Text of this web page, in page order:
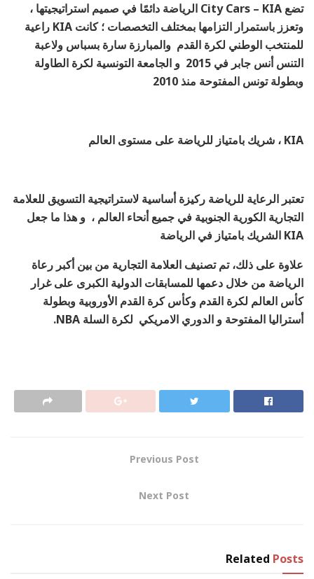
تضع City Cars – KIA الرياضة دائمًا في صميم استراتيجيتها ،
وتعزز باستمرار التزامها بمختلف التخصصات ؛ كانت KIA راعية
للمنتخب الوطني لكرة القدم والمبارزة سارة بسباس ولاعبة
التنس أنس جابر في 2015 و الجامعة التونسية لكرة الطاولة
وبطولة تونس المفتوحة منذ 2010
KIA ، شريك بامتياز للرياضة على مستوى العالم
تعتبر الرعاية للرياضة ركيزة أساسية لاستراتيجية التسويق للعلامة
التجارية الكورية الجنوبية في جميع أنحاء العالم ، و هذا ما جعل
KIA الشريك بامتياز في الرياضة
علاوة على ذلك، تم تصنيف العلامة التجارية من بين أكبر رعاة
الرياضة من خلال دعمها للمسابقات الدولية الكبرى على غرار
كأس العالم لكرة القدم وكأس كرة القدم الأوروبية وبطولة
أستراليا المفتوحة و الدوري الامريكي لكرة السلة NBA.
Previous Post
Next Post
Related Posts